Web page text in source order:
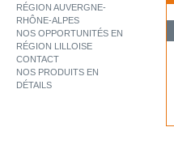
RÉGION AUVERGNE-
RHÔNE-ALPES
NOS OPPORTUNITÉS EN
RÉGION LILLOISE
CONTACT
NOS PRODUITS EN
DÉTAILS